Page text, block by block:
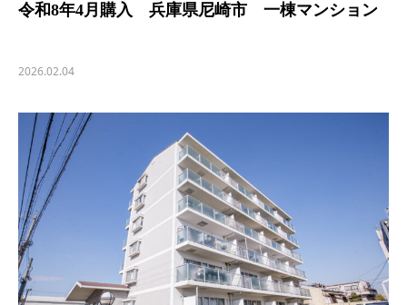
令和8年4月購入 兵庫県尼崎市 一棟マンション
2026.02.04